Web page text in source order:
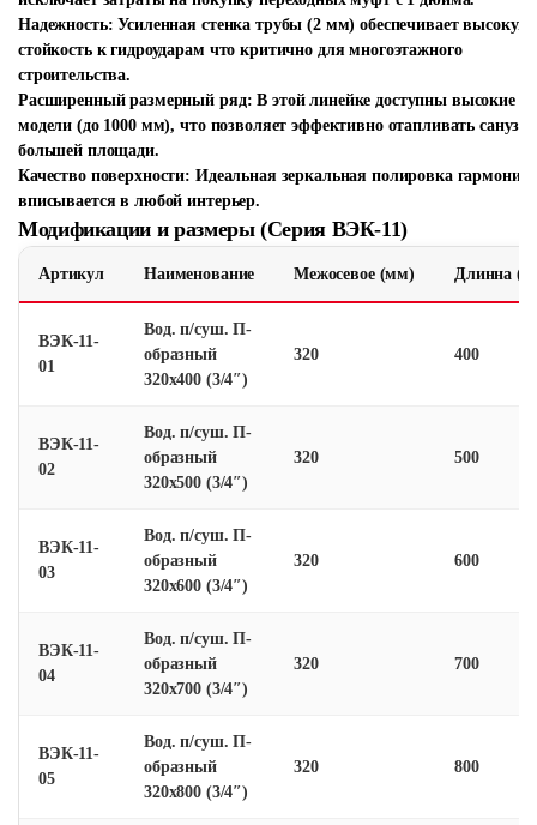
Надежность: Усиленная стенка трубы (2 мм) обеспечивает высокую
стойкость к гидроударам что критично для многоэтажного
строительства.
Расширенный размерный ряд: В этой линейке доступны высокие
модели (до 1000 мм), что позволяет эффективно отапливать
большей площади.
Качество поверхности: Идеальная зеркальная полировка
вписывается в любой интерьер.
Модификации и размеры (Серия ВЭК-11)
Артикул Наименование Межосевое (мм) Длинна
ВЭК-11-
01
Вод. п/суш. П-
образный
320х400 (3/4″)
320 400
ВЭК-11-
02
Вод. п/суш. П-
образный
320х500 (3/4″)
320 500
ВЭК-11-
03
Вод. п/суш. П-
образный
320х600 (3/4″)
320 600
ВЭК-11-
04
Вод. п/суш. П-
образный
320х700 (3/4″)
320 700
ВЭК-11-
05
Вод. п/суш. П-
образный
320х800 (3/4″)
320 800